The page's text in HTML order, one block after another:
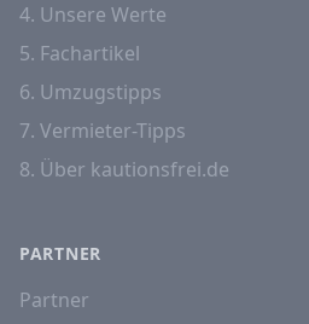
4. Unsere Werte
5. Fachartikel
6. Umzugstipps
7. Vermieter-Tipps
8. Über kautionsfrei.de
PARTNER
Partner